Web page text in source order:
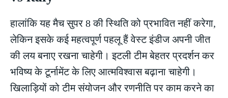
हालांकि यह मैच सुपर 8 की स्थिति को प्रभावित नहीं करेगा,
लेकिन इसके कई महत्वपूर्ण पहलू हैं वेस्ट इंडीज अपनी जीत
की लय बनाए रखना चाहेगी। इटली टीम बेहतर प्रदर्शन कर
भविष्य के टूर्नामेंट के लिए आत्मविश्वास बढ़ाना चाहेगी।
खिलाड़ियों को टीम संयोजन और रणनीति पर काम करने का